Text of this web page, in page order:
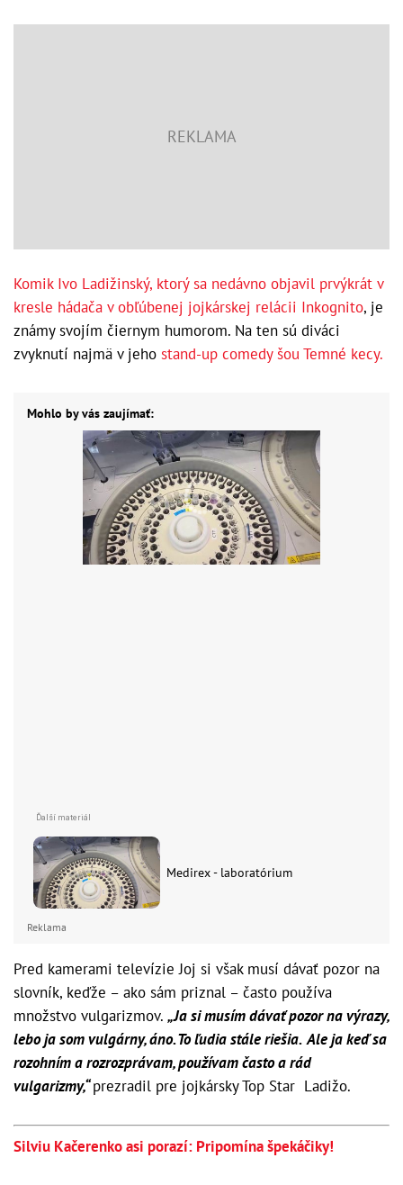
Komik Ivo Ladižinský, ktorý sa nedávno objavil prvýkrát v
kresle hádača v obľúbenej jojkárskej relácii Inkognito, je
známy svojím čiernym humorom. Na ten sú diváci
zvyknutí najmä v jeho stand-up comedy šou Temné kecy.
Mohlo by vás zaujímať:
Medirex - laboratórium
Reklama
Pred kamerami televízie Joj si však musí dávať pozor na
slovník, keďže – ako sám priznal – často používa
množstvo vulgarizmov. „Ja si musím dávať pozor na výrazy,
lebo ja som vulgárny, áno. To ľudia stále riešia. Ale ja keď sa
rozohním a rozrozprávam, používam často a rád
vulgarizmy,“prezradil pre jojkársky Top Star Ladižo.
Silviu Kačerenko asi porazí: Pripomína špekáčiky!